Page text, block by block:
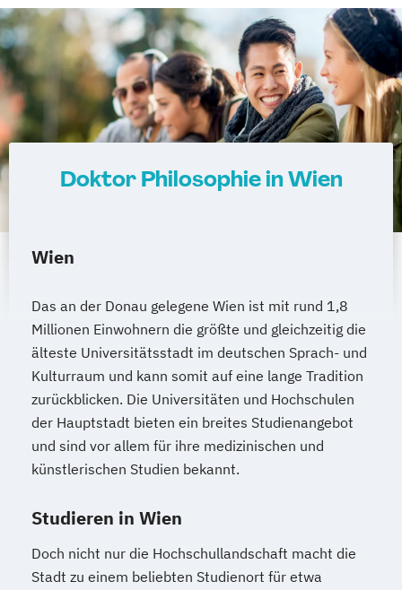
Doktor Philosophie in Wien
Wien
Das an der Donau gelegene Wien ist mit rund 1,8
Millionen Einwohnern die größte und gleichzeitig die
älteste Universitätsstadt im deutschen Sprach- und
Kulturraum und kann somit auf eine lange Tradition
zurückblicken. Die Universitäten und Hochschulen
der Hauptstadt bieten ein breites Studienangebot
und sind vor allem für ihre medizinischen und
künstlerischen Studien bekannt.
Studieren in Wien
Doch nicht nur die Hochschullandschaft macht die
Stadt zu einem beliebten Studienort für etwa